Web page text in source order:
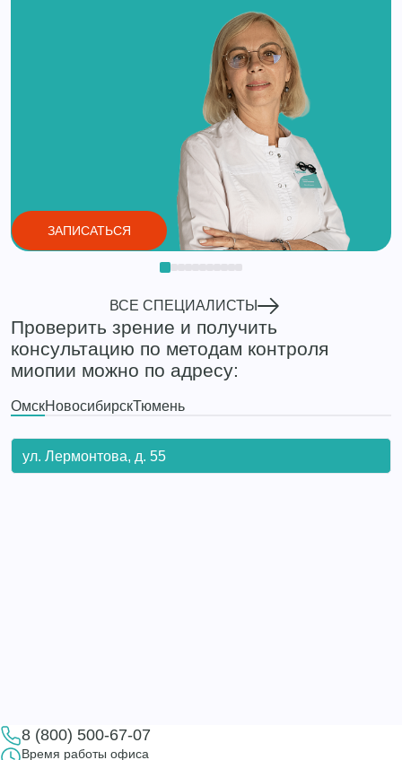
ЗАПИСАТЬСЯ
ВСЕ СПЕЦИАЛИСТЫ
Проверить зрение и получить
консультацию по методам контроля
миопии можно по адресу:
ОмскНовосибирскТюмень
ул. Лермонтова, д. 55
8 (800) 500-67-07
Время работы офиса